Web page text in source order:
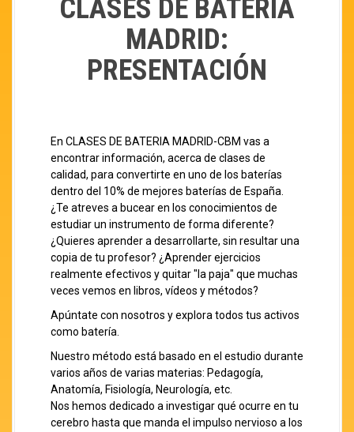
CLASES DE BATERIA
MADRID:
PRESENTACIÓN
En CLASES DE BATERIA MADRID-CBM vas a
encontrar información, acerca de clases de
calidad, para convertirte en uno de los baterías
dentro del 10% de mejores baterías de España.
¿Te atreves a bucear en los conocimientos de
estudiar un instrumento de forma diferente?
¿Quieres aprender a desarrollarte, sin resultar una
copia de tu profesor? ¿Aprender ejercicios
realmente efectivos y quitar "la paja" que muchas
veces vemos en libros, vídeos y métodos?
Apúntate con nosotros y explora todos tus activos
como batería.
Nuestro método está basado en el estudio durante
varios años de varias materias: Pedagogía,
Anatomía, Fisiología, Neurología, etc.
Nos hemos dedicado a investigar qué ocurre en tu
cerebro hasta que manda el impulso nervioso a los